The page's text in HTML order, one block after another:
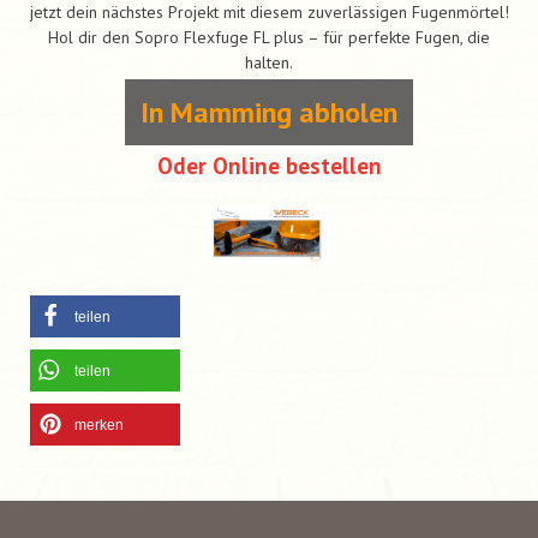
jetzt dein nächstes Projekt mit diesem zuverlässigen Fugenmörtel!
Hol dir den Sopro Flexfuge FL plus – für perfekte Fugen, die
halten.
In Mamming abholen
Oder Online bestellen
teilen
teilen
merken